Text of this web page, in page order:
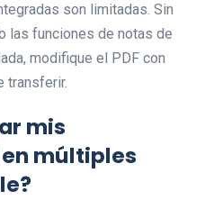
son limitadas. Sin
las funciones de notas de
modifique el PDF con
transferir.
mis
múltiples